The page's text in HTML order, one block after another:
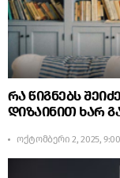
რა წიგნებს
დიზაინით ხარ
ოქტომბერი 2, 2025,